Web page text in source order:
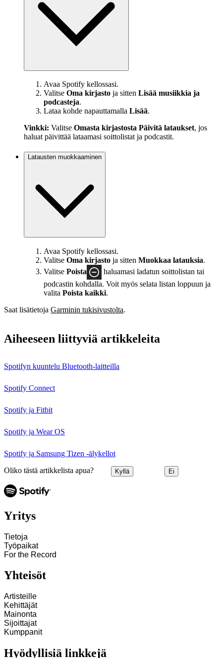
Avaa Spotify kellossasi.
Valitse Oma kirjasto ja sitten Lisää musiikkia ja
podcasteja.
Lataa kohde napauttamalla Lisää.
Vinkki: Valitse Omasta kirjastosta Päivitä lataukset, jos
haluat päivittää lataamasi soittolistat ja podcastit.
Latausten muokkaaminen
Avaa Spotify kellossasi.
Valitse Oma kirjasto ja sitten Muokkaa latauksia.
Valitse Poista
haluamasi ladatun soittolistan tai
podcastin kohdalla. Voit myös selata listan loppuun ja
valita Poista kaikki.
Saat lisätietoja Garminin tukisivustolta.
Aiheeseen liittyviä artikkeleita
Spotifyn kuuntelu Bluetooth-laitteilla
Spotify Connect
Spotify ja Fitbit
Spotify ja Wear OS
Spotify ja Samsung Tizen ‑älykellot
Oliko tästä artikkelista apua? Kyllä Ei
Yritys
Tietoja
Työpaikat
For the Record
Yhteisöt
Artisteille
Kehittäjät
Mainonta
Sijoittajat
Kumppanit
Hyödyllisiä linkkejä